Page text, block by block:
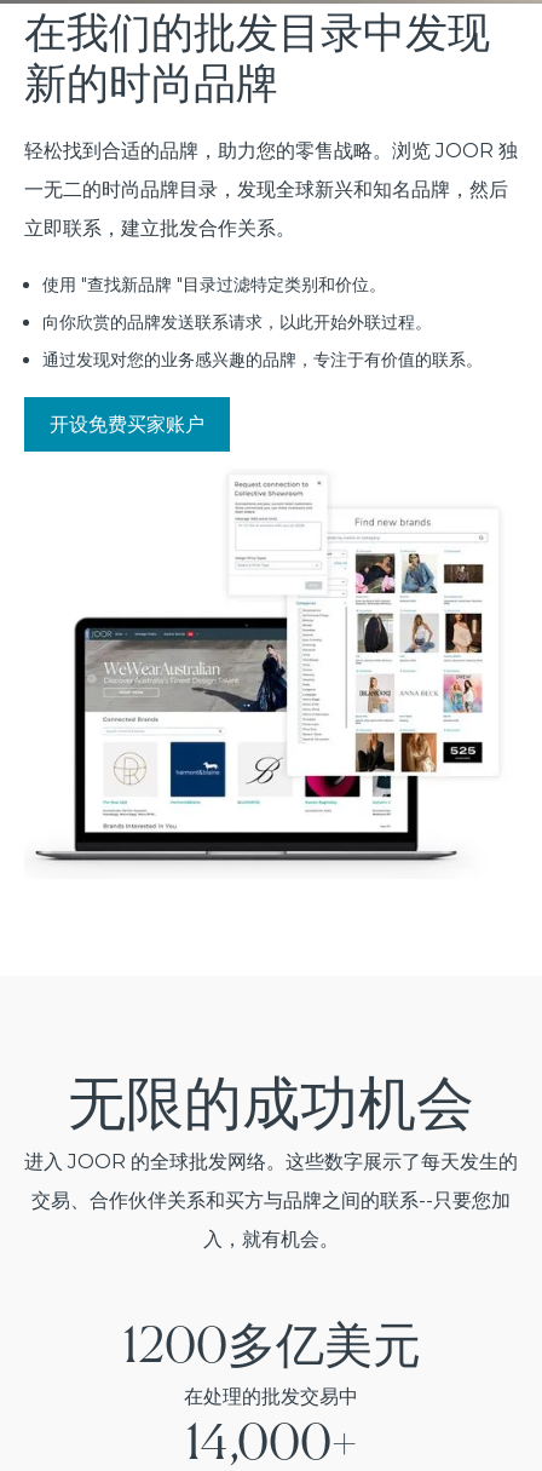
在我们的批发目录中发现
新的时尚品牌
轻松找到合适的品牌，助力您的零售战略。浏览 JOOR 独
一无二的时尚品牌目录，发现全球新兴和知名品牌，然后
立即联系，建立批发合作关系。
使用 "查找新品牌 "目录过滤特定类别和价位。
向你欣赏的品牌发送联系请求，以此开始外联过程。
通过发现对您的业务感兴趣的品牌，专注于有价值的联系。
开设免费买家账户
无限的成功机会
进入 JOOR 的全球批发网络。这些数字展示了每天发生的
交易、合作伙伴关系和买方与品牌之间的联系--只要您加
入，就有机会。
1200多亿美元
在处理的批发交易中
14,000+